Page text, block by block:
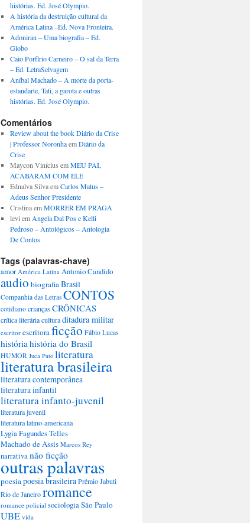
histórias. Ed. José Olympio.
A história da destruição cultural da
América Latina –Ed. Nova Fronteira.
Adoniran – Uma biografia – Ed.
Globo
Caio Porfírio Carneiro – O sal da Terra
– Ed. LetraSelvagem
Aníbal Machado – A morte da porta-
estandarte, Tati, a garota e outras
histórias. Ed. José Olympio.
Comentários
Review about the book Diário da Crise
| Professor NoronhaemDiário da
Crise
Maycon Vinícius emMEU PAI,
ACABARAM COM ELE
Ednalva SilvaemCarlos Matus –
Adeus Senhor Presidente
CristinaemMORRER EM PRAGA
levi em Angela Dal Pos e Kelli
Pedroso – Antológicos – Antologia
De Contos
Tags (palavras-chave)
amor América Latina Antonio Candido
audio biografiaBrasil
Companhia das Letras CONTOS
cotidiano criançasCRÔNICAS
crítica literáriaculturaditadura militar
escritor escritoraficção Fábio Lucas
históriahistória do Brasil
HUMOR Juca Pato literatura
literatura brasileira
literatura contemporânea
literatura infantil
literatura infanto-juvenil
literatura juvenil
literatura latino-americana
Lygia Fagundes Telles
Machado de Assis Marcos Rey
narrativanão ficção
outras palavras
poesiapoesia brasileiraPrêmio Jabuti
Rio de Janeiroromance
romance policial sociologiaSão Paulo
UBE vida